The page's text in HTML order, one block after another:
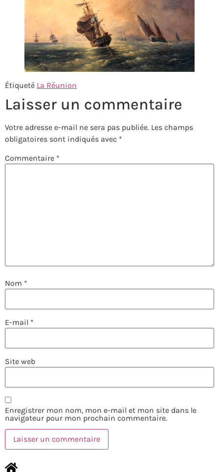
Étiqueté La Réunion
Laisser un commentaire
Votre adresse e-mail ne sera pas publiée. Les champs
obligatoires sont indiqués avec *
Commentaire *
Nom *
E-mail *
Site web
Enregistrer mon nom, mon e-mail et mon site dans le
navigateur pour mon prochain commentaire.